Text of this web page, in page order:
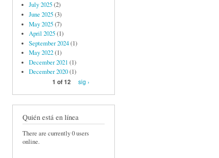
July 2025(2)
June 2025(3)
May 2025(7)
April 2025(1)
September 2024(1)
May 2022(1)
December 2021 (1)
December 2020(1)
1 of 12
sig ›
Quién está en línea
There are currently 0 users
online.